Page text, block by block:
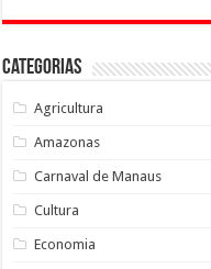
Categorias
Agricultura
Amazonas
Carnaval de Manaus
Cultura
Economia